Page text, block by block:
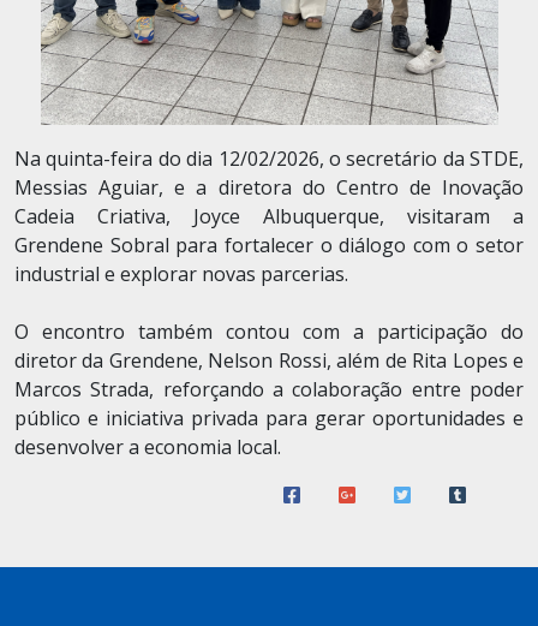
Na quinta-feira do dia 12/02/2026, o secretário da STDE,
Messias Aguiar, e a diretora do Centro de Inovação
Cadeia Criativa, Joyce Albuquerque, visitaram a
Grendene Sobral para fortalecer o diálogo com o setor
industrial e explorar novas parcerias.
O encontro também contou com a participação do
diretor da Grendene, Nelson Rossi, além de Rita Lopes e
Marcos Strada, reforçando a colaboração entre poder
público e iniciativa privada para gerar oportunidades e
desenvolver a economia local.